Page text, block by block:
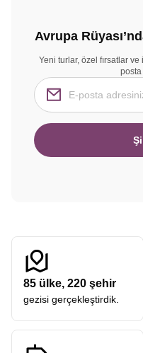
Avrupa
Yeni turlar, özel fırsatlar
posta
85 ülke, 220 şehir
gezisi gerçekleştirdik.